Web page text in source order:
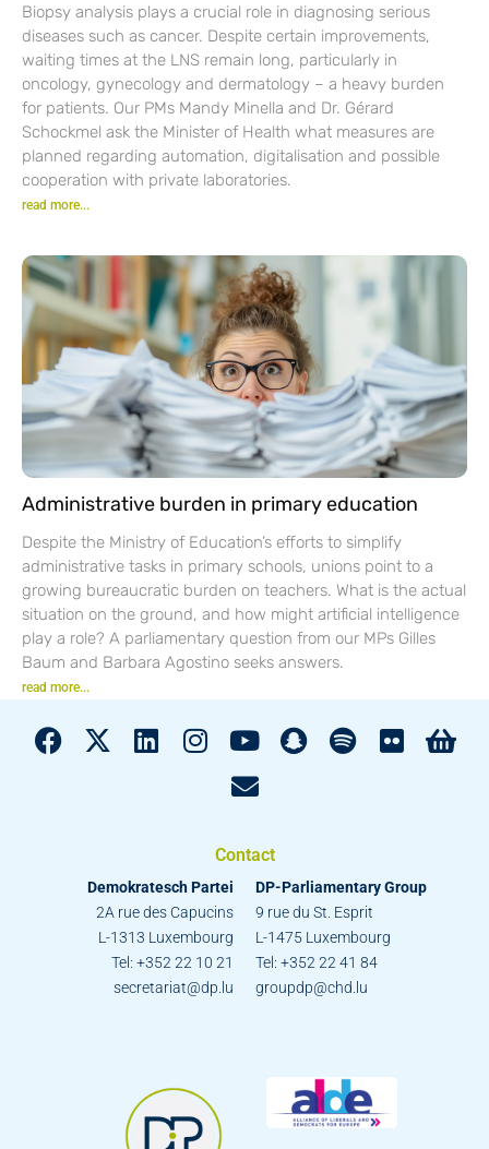
Biopsy analysis plays a crucial role in diagnosing serious
diseases such as cancer. Despite certain improvements,
waiting times at the LNS remain long, particularly in
oncology, gynecology and dermatology – a heavy burden
for patients. Our PMs Mandy Minella and Dr. Gérard
Schockmel ask the Minister of Health what measures are
planned regarding automation, digitalisation and possible
cooperation with private laboratories.
read more...
Administrative burden in primary education
Despite the Ministry of Education’s efforts to simplify
administrative tasks in primary schools, unions point to a
growing bureaucratic burden on teachers. What is the actual
situation on the ground, and how might artificial intelligence
play a role? A parliamentary question from our MPs Gilles
Baum and Barbara Agostino seeks answers.
read more...
Contact
Demokratesch Partei
2A rue des Capucins
L-1313 Luxembourg
Tel: +352 22 10 21
secretariat@dp.lu
DP-Parliamentary Group
9 rue du St. Esprit
L-1475 Luxembourg
Tel: +352 22 41 84
groupdp@chd.lu